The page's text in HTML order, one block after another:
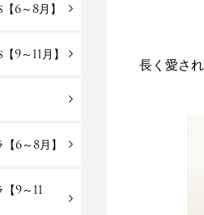
6～8月】
～11月】
6～8月】
9～11
長く愛さ